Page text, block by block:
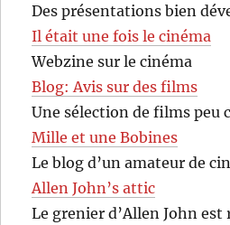
Des présentations bien
Il était une fois le cinéma
Webzine sur le cinéma
Blog: Avis sur des films
Une sélection de films peu
Mille et une Bobines
Le blog d’un amateur de
Allen John’s attic
Le grenier d’Allen John